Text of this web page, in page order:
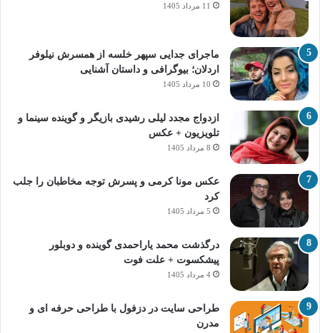
11 مرداد 1405
ماجرای جدایی سپهر خلسه از همسرش نیلوفر
اردلان؛ بیوگرافی و داستان آشنایی
10 مرداد 1405
ازدواج مجدد لیلی رشیدی بازیگر و گوینده سینما و
تلویزیون + عکس
8 مرداد 1405
عکس مونا کرمی و پسرش توجه مخاطبان را جلب
کرد
5 مرداد 1405
درگذشت محمد یاراحمدی گوینده و دوبلور
پیشکسوت + علت فوت
4 مرداد 1405
طراحی سایت در دزفول با طراحی حرفه‌ ای و
مدرن